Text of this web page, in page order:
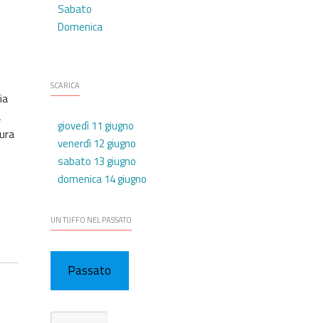
Sabato
Domenica
SCARICA
giovedì 11 giugno
venerdì 12 giugno
sabato 13 giugno
domenica 14 giugno
UN TUFFO NEL PASSATO
Passato